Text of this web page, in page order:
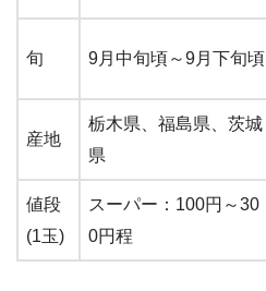
旬 9月中旬頃～9月下旬頃
産地
栃木県、福島県、茨城
県
値段
(1玉)
スーパー：100円～30
0円程